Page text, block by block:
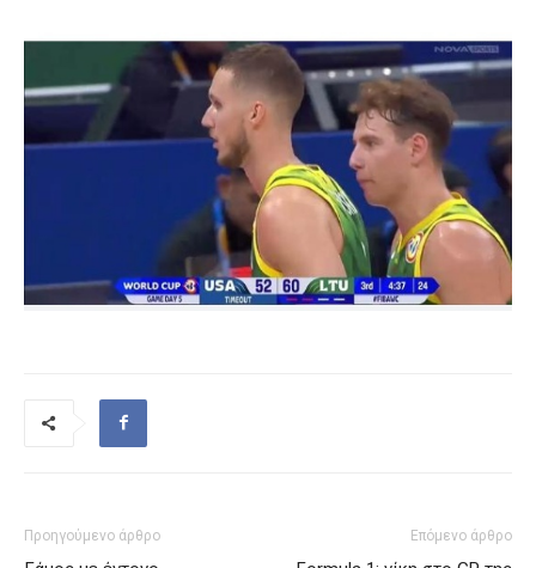
Προηγούμενο άρθρο Επόμενο άρθρο